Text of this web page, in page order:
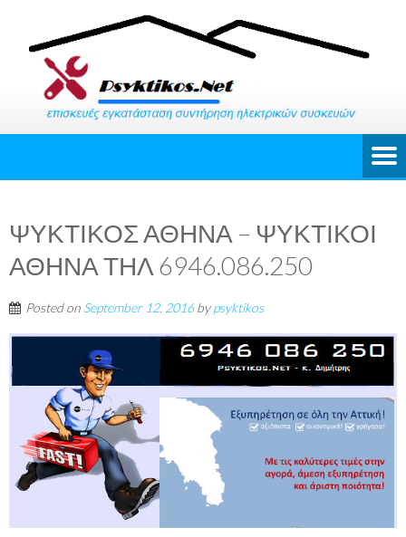
ΨΥΚΤΙΚΟΣ ΑΘΗΝΑ – ΨΥΚΤΙΚΟΙ
ΑΘΗΝΑ ΤΗΛ 6946.086.250
Posted on September 12, 2016bypsyktikos